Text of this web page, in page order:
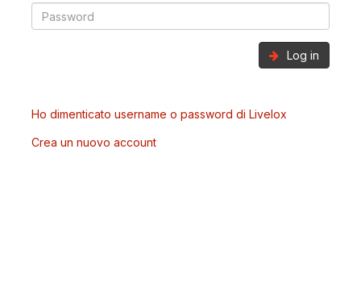
Log in
Ho dimenticato username o password di Livelox
Crea un nuovo account